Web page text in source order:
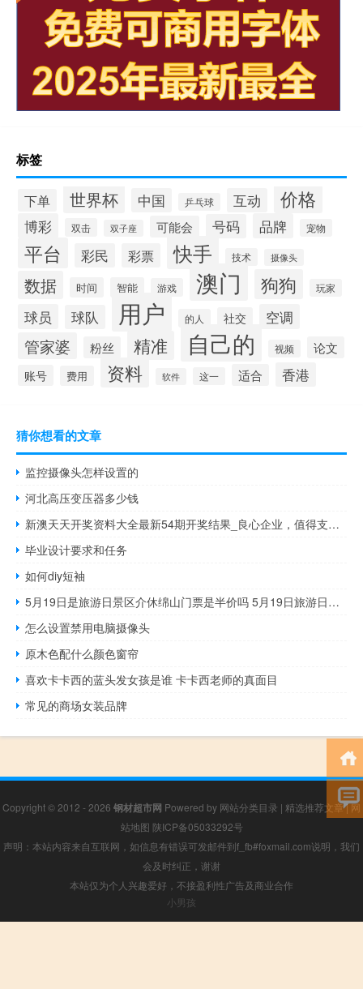
标签
下单 世界杯 中国 乒乓球 互动 价格
博彩 双击 双子座 可能会 号码 品牌 宠物
平台 彩民 彩票 快手 技术 摄像头
数据 时间 智能 游戏 澳门 狗狗 玩家
球员 球队 用户 的人 社交 空调
管家婆 粉丝 精准 自己的 视频 论文
账号 费用 资料 软件 这一 适合 香港
猜你想看的文章
监控摄像头怎样设置的
河北高压变压器多少钱
新澳天天开奖资料大全最新54期开奖结果_良心企业，值得支持_网页版v898.654
毕业设计要求和任务
如何diy短袖
5月19日是旅游日景区介休绵山门票是半价吗 5月19日旅游日免费景点
怎么设置禁用电脑摄像头
原木色配什么颜色窗帘
喜欢卡卡西的蓝头发女孩是谁 卡卡西老师的真面目
常见的商场女装品牌
Copyright © 2012 - 2026 钢材超市网 Powered by 网站分类目录 | 精选推荐文章|网
站地图 陕ICP备05033292号
声明：本站内容来自互联网，如信息有错误可发邮件到f_fb#foxmail.com说明，我们
会及时纠正，谢谢
本站仅为个人兴趣爱好，不接盈利性广告及商业合作
小男孩